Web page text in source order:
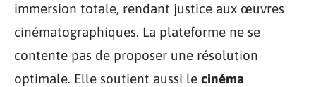
immersion totale, rendant justice aux œuvres
cinématographiques. La plateforme ne se
contente pas de proposer une résolution
optimale. Elle soutient aussi le cinéma